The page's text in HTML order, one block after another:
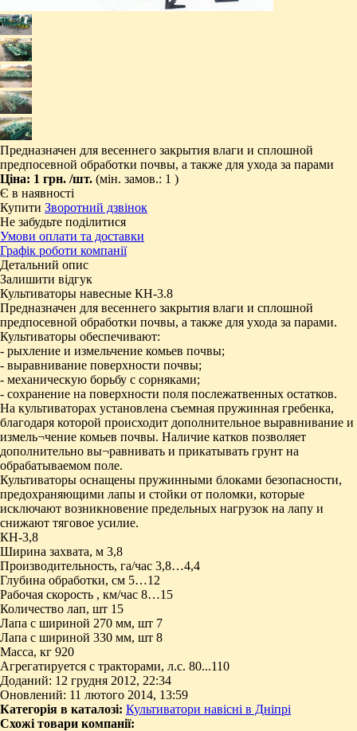
Предназначен для весеннего закрытия влаги и сплошной
предпосевной обработки почвы, а также для ухода за парами
Ціна: 1 грн. /шт. (мін. замов.: 1 )
Є в наявності
Купити Зворотний дзвінок
Не забудьте поділитися
Умови оплати та доставки
Графік роботи компанії
Детальний опис
Залишити відгук
Культиваторы навесные КН-3.8
Предназначен для весеннего закрытия влаги и сплошной
предпосевной обработки почвы, а также для ухода за парами.
Культиваторы обеспечивают:
- рыхление и измельчение комьев почвы;
- выравнивание поверхности почвы;
- механическую борьбу с сорняками;
- сохранение на поверхности поля послежатвенных остатков.
На культиваторах установлена съемная пружинная гребенка,
благодаря которой происходит дополнительное выравнивание и
измель¬чение комьев почвы. Наличие катков позволяет
дополнительно вы¬равнивать и прикатывать грунт на
обрабатываемом поле.
Культиваторы оснащены пружинными блоками безопасности,
предохраняющими лапы и стойки от поломки, которые
исключают возникновение предельных нагрузок на лапу и
снижают тяговое усилие.
КН-3,8
Ширина захвата, м 3,8
Производительность, га/час 3,8…4,4
Глубина обработки, см 5…12
Рабочая скорость , км/час 8…15
Количество лап, шт 15
Лапа с шириной 270 мм, шт 7
Лапа с шириной 330 мм, шт 8
Масса, кг 920
Агрегатируется с тракторами, л.с. 80...110
Доданий: 12 грудня 2012, 22:34
Оновлений: 11 лютого 2014, 13:59
Категорія в каталозі: Культиватори навісні в Дніпрі
Схожі товари компанії: